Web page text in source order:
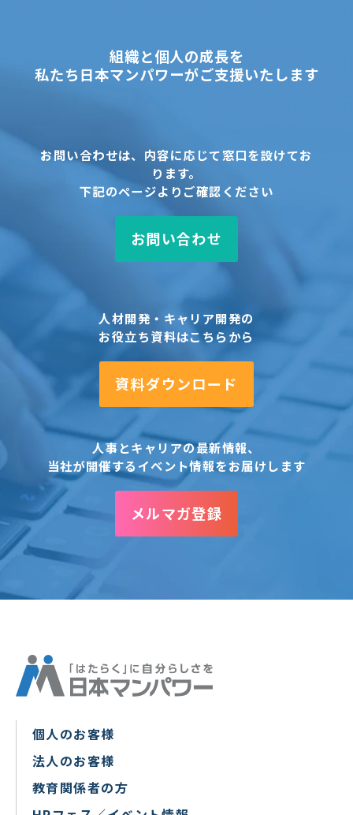
組織と個人の成長を
私たち日本マンパワーがご支援いたします
お問い合わせは、内容に応じて窓口を設けてお
ります。
下記のページよりご確認ください
お問い合わせ
人材開発・キャリア開発の
お役立ち資料はこちらから
資料ダウンロード
人事とキャリアの最新情報、
当社が開催するイベント情報をお届けします
メルマガ登録
個人のお客様
法人のお客様
教育関係者の方